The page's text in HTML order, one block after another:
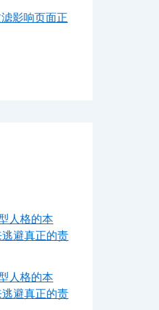
影响页面正
人格的本
避真正的责
人格的本
避真正的责